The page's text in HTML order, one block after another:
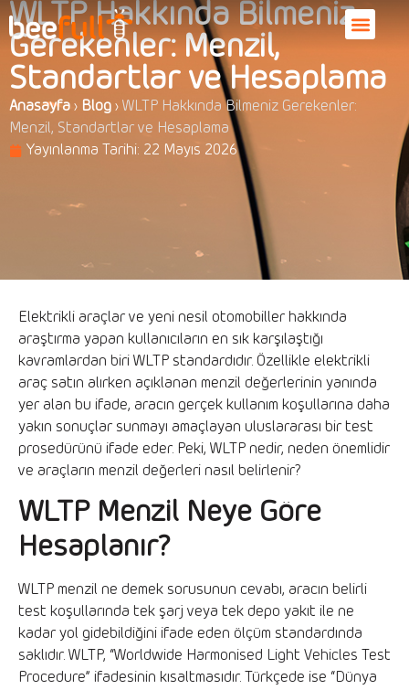
WLTP Hakkında Bilmeniz
Gerekenler: Menzil,
Standartlar ve Hesaplama
Anasayfa › Blog › WLTP Hakkında Bilmeniz Gerekenler:
Menzil, Standartlar ve Hesaplama
Yayınlanma Tarihi: 22 Mayıs 2026
Elektrikli araçlar ve yeni nesil otomobiller hakkında
araştırma yapan kullanıcıların en sık karşılaştığı
kavramlardan biri WLTP standardıdır. Özellikle elektrikli
araç satın alırken açıklanan menzil değerlerinin yanında
yer alan bu ifade, aracın gerçek kullanım koşullarına daha
yakın sonuçlar sunmayı amaçlayan uluslararası bir test
prosedürünü ifade eder. Peki, WLTP nedir, neden önemlidir
ve araçların menzil değerleri nasıl belirlenir?
WLTP Menzil Neye Göre
Hesaplanır?
WLTP menzil ne demek sorusunun cevabı, aracın belirli
test koşullarında tek şarj veya tek depo yakıt ile ne
kadar yol gidebildiğini ifade eden ölçüm standardında
saklıdır. WLTP, “Worldwide Harmonised Light Vehicles Test
Procedure” ifadesinin kısaltmasıdır. Türkçede ise “Dünya